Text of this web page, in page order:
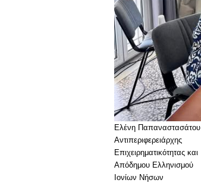
Ελένη Παπαναστασάτου
Αντιπεριφερειάρχης
Επιχειρηματικότητας και
Απόδημου Ελληνισμού
Ιονίων Νήσων